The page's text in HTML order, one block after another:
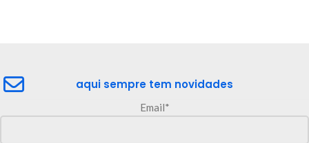
aqui sempre tem novidades
Email*